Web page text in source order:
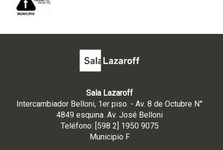
Sala Lazaroff
Intercambiador Belloni, 1er piso. - Av. 8 de Octubre N°
4849 esquina. Av. José Belloni
Teléfono: [598 2] 1950 9075
Municipio F